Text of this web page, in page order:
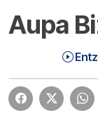
Aupa
0:20 Aupa